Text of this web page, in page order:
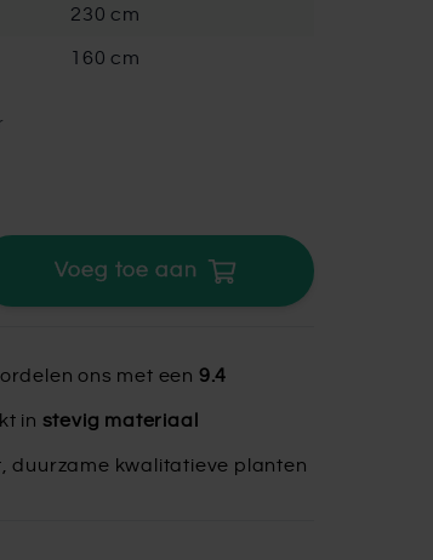
230 cm
160 cm
Voeg toe aan
ons met een 9.4
in stevig materiaal
duurzame kwalitatieve planten